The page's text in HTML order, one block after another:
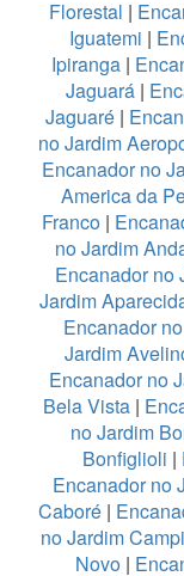
Florestal |
Iguatemi |
Ipiranga |
Jaguará |
Jaguaré |
no Jardim
Encanador no
America da
Franco|
no Jardim
Encanador no
Jardim
Encanador
Jardim
Encanador no
Bela Vista|
no Jardim
Bonfiglioli |
Encanador no
Caboré|
no Jardim
Novo|